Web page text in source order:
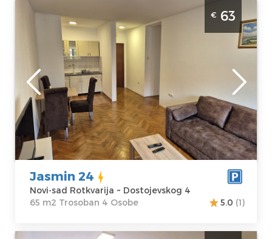
Dvosoban apartman, povrsine 65m2, za 4
Lokacija:Novi-
sad Rotkvarija
Adresa:
Dostojevskog 4
Cena63 €
4
Kvadratura :65
m2
Struktura :
Trosoban
€ 63
Jasmin 24
Novi-sad Rotkvarija ~ Dostojevskog 4
65 m2 Trosoban 4 Osobe
5.0 (1)